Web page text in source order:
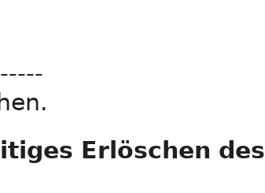
Erlöschen des